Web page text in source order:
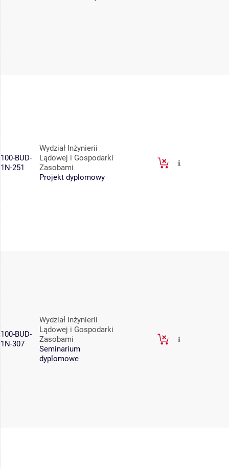
100-BUD-
1N-251
Wydział Inżynierii
Lądowej i Gospodarki
Zasobami
Projekt dyplomowy
100-BUD-
1N-307
Wydział Inżynierii
Lądowej i Gospodarki
Zasobami
Seminarium
dyplomowe